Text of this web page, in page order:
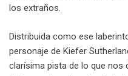
los extraños.
Distribuida como ese
personaje de Kiefer
clarísima pista de lo que nos